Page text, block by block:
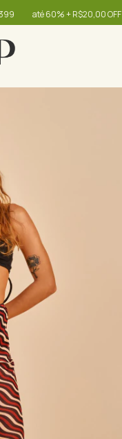
até 60% + R$20,00 OFF -